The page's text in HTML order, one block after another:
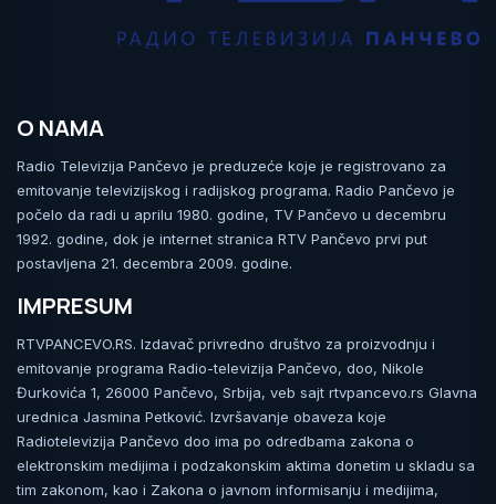
O NAMA
Radio Televizija Pančevo je preduzeće koje je registrovano za
emitovanje televizijskog i radijskog programa. Radio Pančevo je
počelo da radi u aprilu 1980. godine, TV Pančevo u decembru
1992. godine, dok je internet stranica RTV Pančevo prvi put
postavljena 21. decembra 2009. godine.
IMPRESUM
RTVPANCEVO.RS. Izdavač privredno društvo za proizvodnju i
emitovanje programa Radio-televizija Pančevo, doo, Nikole
Đurkovića 1, 26000 Pančevo, Srbija, veb sajt rtvpancevo.rs Glavna
urednica Jasmina Petković. Izvršavanje obaveza koje
Radiotelevizija Pančevo doo ima po odredbama zakona o
elektronskim medijima i podzakonskim aktima donetim u skladu sa
tim zakonom, kao i Zakona o javnom informisanju i medijima,